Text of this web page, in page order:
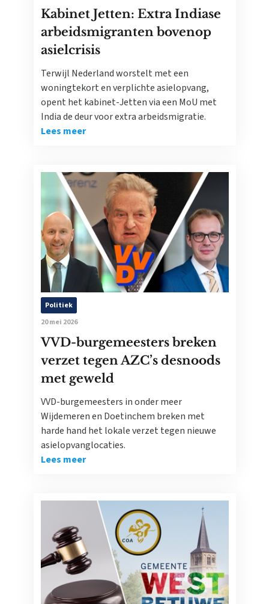
Kabinet Jetten: Extra Indiase
arbeidsmigranten bovenop
asielcrisis
Terwijl Nederland worstelt met een
woningtekort en verplichte asielopvang,
opent het kabinet-Jetten via een MoU met
India de deur voor extra arbeidsmigratie.
Lees meer
Politiek
20 mei 2026
VVD-burgemeesters breken
verzet tegen AZC’s desnoods
met geweld
VVD-burgemeesters in onder meer
Wijdemeren en Doetinchem breken met
harde hand het lokale verzet tegen nieuwe
asielopvanglocaties.
Lees meer